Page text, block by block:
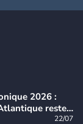
2026 :
reste
22/07